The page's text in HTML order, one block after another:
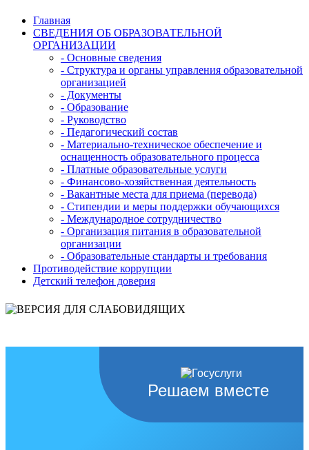
Главная
СВЕДЕНИЯ ОБ ОБРАЗОВАТЕЛЬНОЙ
ОРГАНИЗАЦИИ
- Основные сведения
- Структура и органы управления образовательной
организацией
- Документы
- Образование
- Руководство
- Педагогический состав
- Материально-техническое обеспечение и
оснащенность образовательного процесса
- Платные образовательные услуги
- Финансово-хозяйственная деятельность
- Вакантные места для приема (перевода)
- Стипендии и меры поддержки обучающихся
- Международное сотрудничество
- Организация питания в образовательной
организации
- Образовательные стандарты и требования
Противодействие коррупции
Детский телефон доверия
Решаем вместе